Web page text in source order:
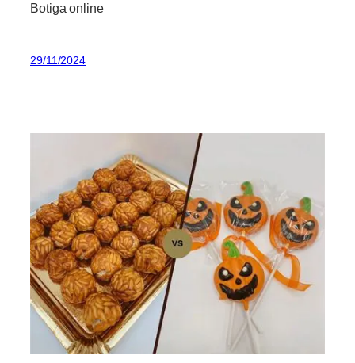
Botiga online
29/11/2024